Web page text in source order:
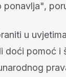
u
doći pomoć i